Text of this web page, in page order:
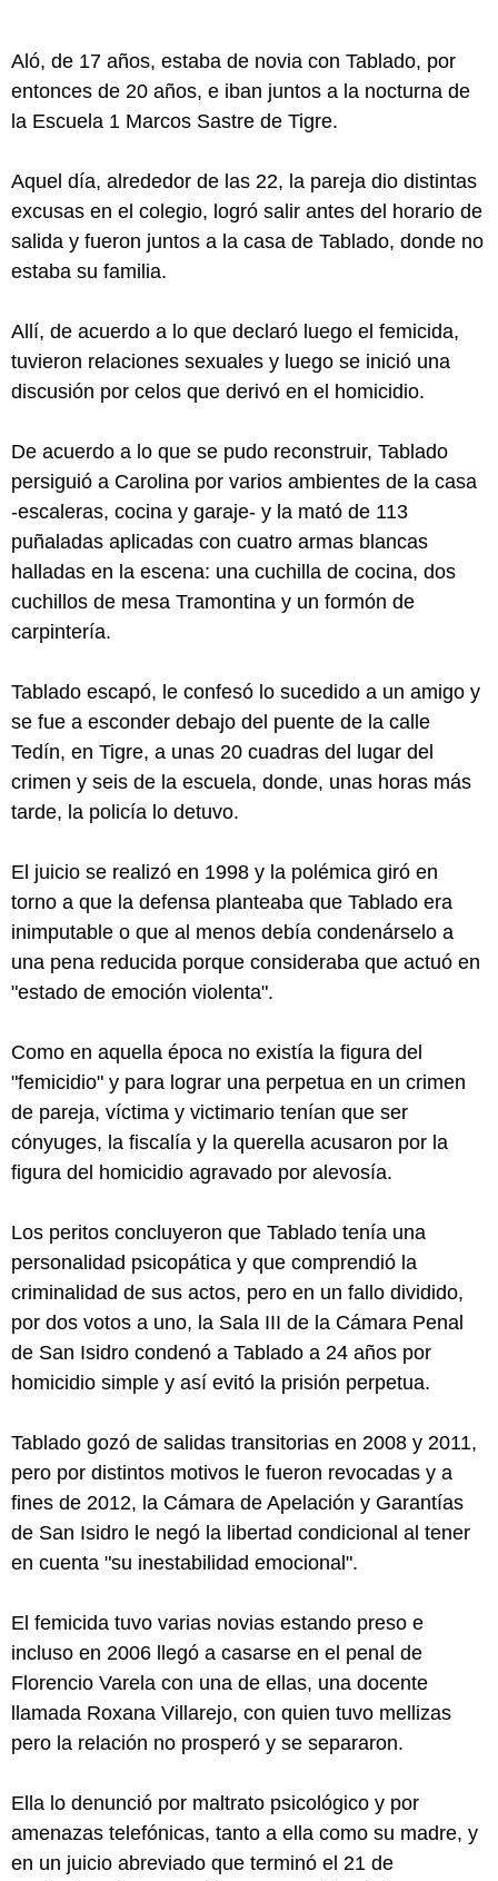
Aló, de 17 años, estaba de novia con Tablado, por
entonces de 20 años, e iban juntos a la nocturna de
la Escuela 1 Marcos Sastre de Tigre.
Aquel día, alrededor de las 22, la pareja dio distintas
excusas en el colegio, logró salir antes del horario de
salida y fueron juntos a la casa de Tablado, donde no
estaba su familia.
Allí, de acuerdo a lo que declaró luego el femicida,
tuvieron relaciones sexuales y luego se inició una
discusión por celos que derivó en el homicidio.
De acuerdo a lo que se pudo reconstruir, Tablado
persiguió a Carolina por varios ambientes de la casa
-escaleras, cocina y garaje- y la mató de 113
puñaladas aplicadas con cuatro armas blancas
halladas en la escena: una cuchilla de cocina, dos
cuchillos de mesa Tramontina y un formón de
carpintería.
Tablado escapó, le confesó lo sucedido a un amigo y
se fue a esconder debajo del puente de la calle
Tedín, en Tigre, a unas 20 cuadras del lugar del
crimen y seis de la escuela, donde, unas horas más
tarde, la policía lo detuvo.
El juicio se realizó en 1998 y la polémica giró en
torno a que la defensa planteaba que Tablado era
inimputable o que al menos debía condenárselo a
una pena reducida porque consideraba que actuó en
"estado de emoción violenta".
Como en aquella época no existía la figura del
"femicidio" y para lograr una perpetua en un crimen
de pareja, víctima y victimario tenían que ser
cónyuges, la fiscalía y la querella acusaron por la
figura del homicidio agravado por alevosía.
Los peritos concluyeron que Tablado tenía una
personalidad psicopática y que comprendió la
criminalidad de sus actos, pero en un fallo dividido,
por dos votos a uno, la Sala III de la Cámara Penal
de San Isidro condenó a Tablado a 24 años por
homicidio simple y así evitó la prisión perpetua.
Tablado gozó de salidas transitorias en 2008 y 2011,
pero por distintos motivos le fueron revocadas y a
fines de 2012, la Cámara de Apelación y Garantías
de San Isidro le negó la libertad condicional al tener
en cuenta "su inestabilidad emocional".
El femicida tuvo varias novias estando preso e
incluso en 2006 llegó a casarse en el penal de
Florencio Varela con una de ellas, una docente
llamada Roxana Villarejo, con quien tuvo mellizas
pero la relación no prosperó y se separaron.
Ella lo denunció por maltrato psicológico y por
amenazas telefónicas, tanto a ella como su madre, y
en un juicio abreviado que terminó el 21 de